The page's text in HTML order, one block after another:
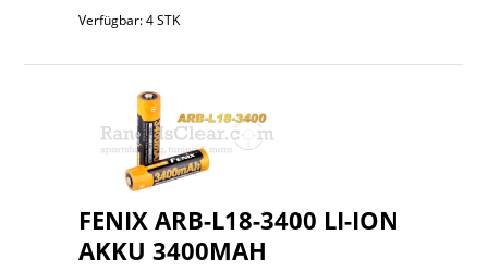
Verfügbar: 4 STK
FENIX ARB-L18-3400 LI-ION
AKKU 3400MAH